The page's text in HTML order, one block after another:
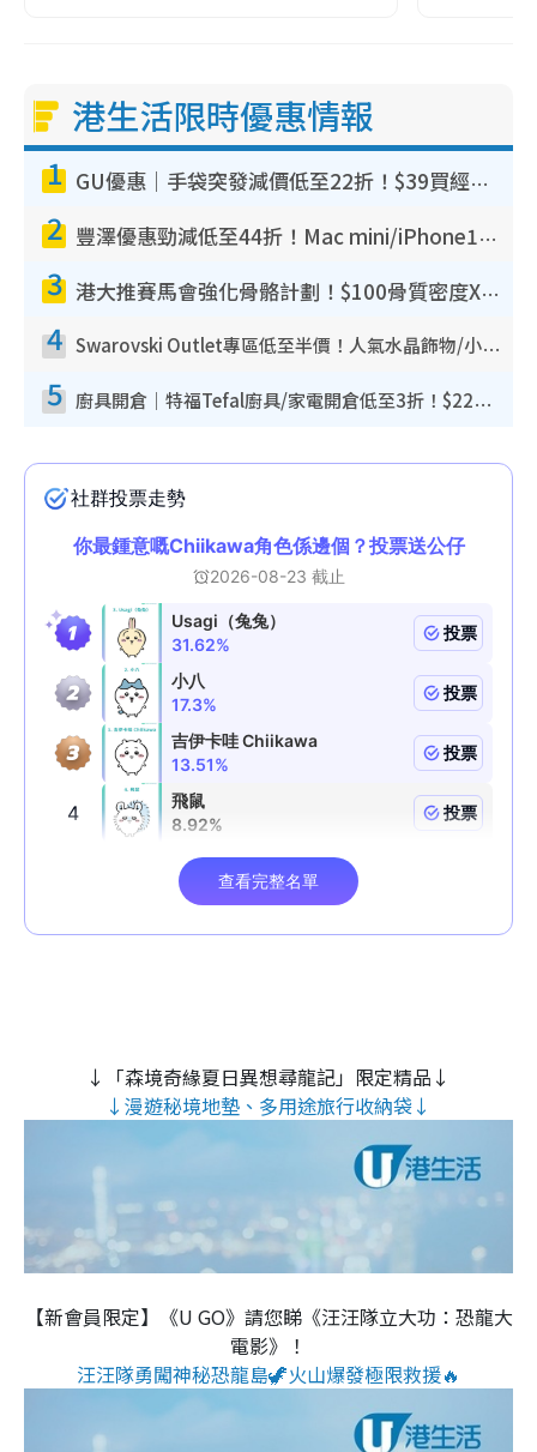
港生活限時優惠情報
1 GU優惠｜手袋突發減價低至22折！$39買經典波士頓包/餃子袋！飾物同步減價$29起！
2 豐澤優惠勁減低至44折！Mac mini/iPhone17Pro大減價！廚房家電$220起
3 港大推賽馬會強化骨骼計劃！$100骨質密度X光檢查 完成免費運動訓練送超市禮券！附參加資格
4 Swarovski Outlet專區低至半價！人氣水晶飾物/小擺設$138起！迪士尼款/水晶高跟鞋都有平
5 廚具開倉｜特福Tefal廚具/家電開倉低至3折！$220起買平底鍋/炒鑊/湯煲！電飯煲/吸塵機/燙斗$418起
↓「森境奇緣夏日異想尋龍記」限定精品↓
↓漫遊秘境地墊、多用途旅行收納袋↓
【新會員限定】《U GO》請您睇《汪汪隊立大功：恐龍大
電影》！
汪汪隊勇闖神秘恐龍島🦖火山爆發極限救援🔥